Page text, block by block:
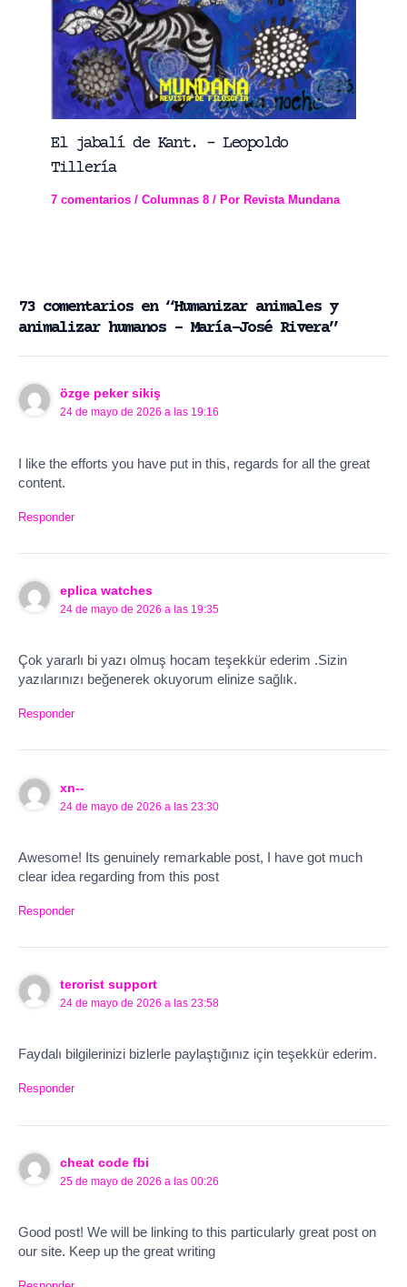
El jabalí de Kant. – Leopoldo
Tillería
7 comentarios /Columnas 8 / Por Revista Mundana
73 comentarios en “Humanizar animales y
animalizar humanos – María-José Rivera”
özge peker sikiş
24 de mayo de 2026 a las 19:16
I like the efforts you have put in this, regards for all the great
content.
Responder
eplica watches
24 de mayo de 2026 a las 19:35
Çok yararlı bi yazı olmuş hocam teşekkür ederim .Sizin
yazılarınızı beğenerek okuyorum elinize sağlık.
Responder
xn--
24 de mayo de 2026 a las 23:30
Awesome! Its genuinely remarkable post, I have got much
clear idea regarding from this post
Responder
terorist support
24 de mayo de 2026 a las 23:58
Faydalı bilgilerinizi bizlerle paylaştığınız için teşekkür ederim.
Responder
cheat code fbi
25 de mayo de 2026 a las 00:26
Good post! We will be linking to this particularly great post on
our site. Keep up the great writing